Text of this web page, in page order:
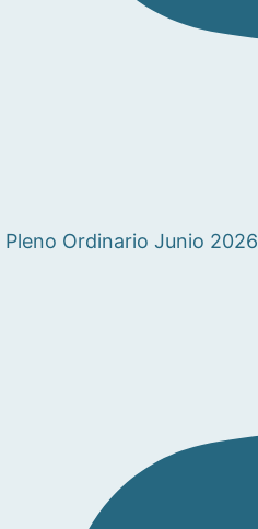
Pleno Ordinario Junio 2026